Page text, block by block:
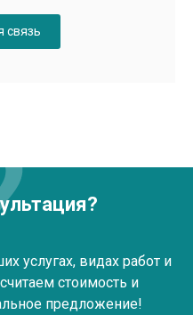
связь
услугах, видах работ и
стоимость и
предложение!